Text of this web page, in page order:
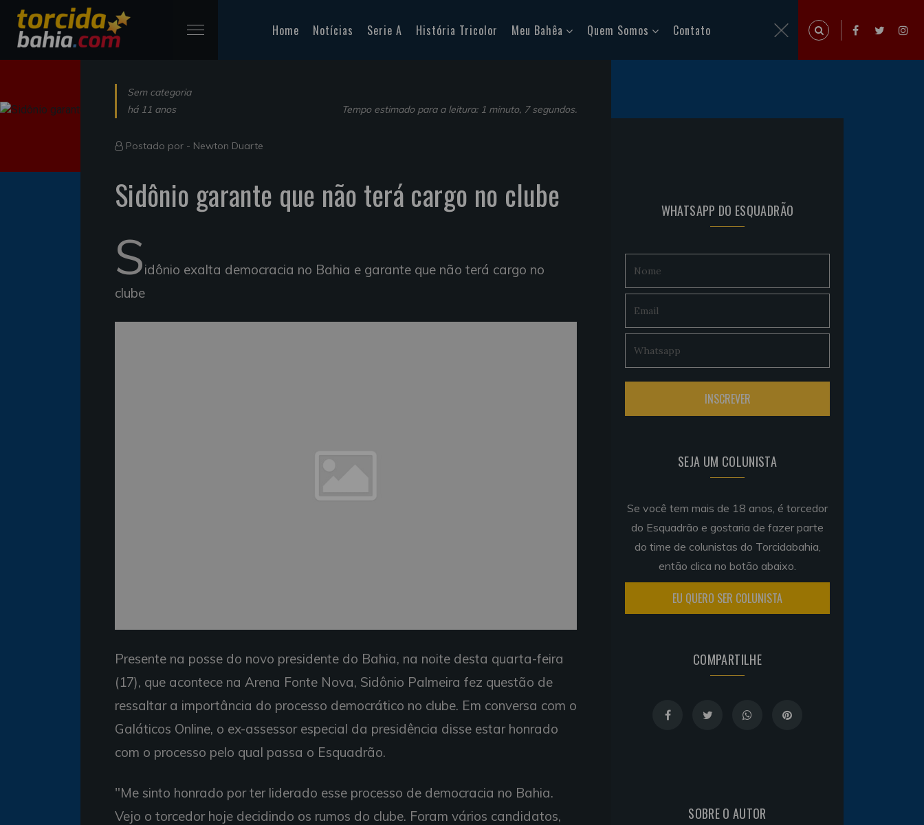
Home Notícias Serie A História Tricolor Meu Bahêa Quem Somos Contato
Sem categoria
há 11 anos
Tempo estimado para a leitura: 1 minuto, 7 segundos.
Postado por - Newton Duarte
Sidônio garante que não terá cargo no clube
Sidônio exalta democracia no Bahia e garante que não terá cargo no
clube
Presente na posse do novo presidente do Bahia, na noite desta quarta-feira
(17), que acontece na Arena Fonte Nova, Sidônio Palmeira fez questão de
ressaltar a importância do processo democrático no clube. Em conversa com o
Galáticos Online, o ex-assessor especial da presidência disse estar honrado
com o processo pelo qual passa o Esquadrão.
"Me sinto honrado por ter liderado esse processo de democracia no Bahia.
Vejo o torcedor hoje decidindo os rumos do clube. Foram vários candidatos,
WHATSAPP DO ESQUADRÃO
SEJA UM COLUNISTA
Se você tem mais de 18 anos, é torcedor
do Esquadrão e gostaria de fazer parte
do time de colunistas do Torcidabahia,
então clica no botão abaixo.
EU QUERO SER COLUNISTA
COMPARTILHE
SOBRE O AUTOR